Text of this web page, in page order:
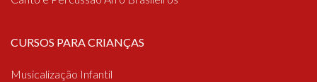
CURSOS PARA CRIANÇAS
Musicalização Infantil